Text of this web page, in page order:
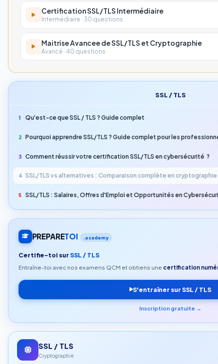
Certification SSL/TLS Intermédiaire
Intermédiaire · 30 questions
Maitrise Avancee de SSL/TLS et Cryptographie
Avancé · 40 questions
SSL / TLS
1 Qu'est-ce que SSL / TLS ? Guide complet
2 Pourquoi apprendre SSL/TLS ? Guide complet pour les
3 Comment réussir votre certification SSL/TLS en cybersécurité ?
4 SSL/TLS vs alternatives : Comparaison complète en cryptographie
5 SSL/TLS : Salaires, Offres d'Emploi et Opportunités en
PREPARETOI .academy
Certifie-toi surSSL / TLS
Entraîne-toi avec nos examens QCM et obtiens une certification
S'entraîner sur SSL / TLS
Inscription gratuite →
SSL / TLS
Cryptographie